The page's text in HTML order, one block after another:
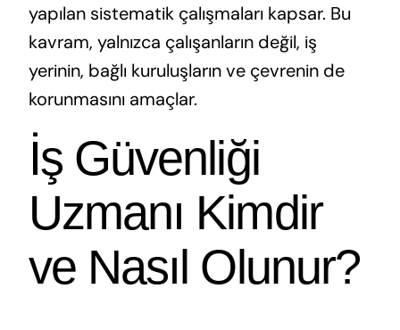
yapılan sistematik çalışmaları kapsar. Bu
kavram, yalnızca çalışanların değil, iş
yerinin, bağlı kuruluşların ve çevrenin de
korunmasını amaçlar.
İş Güvenliği
Uzmanı Kimdir
ve Nasıl Olunur?